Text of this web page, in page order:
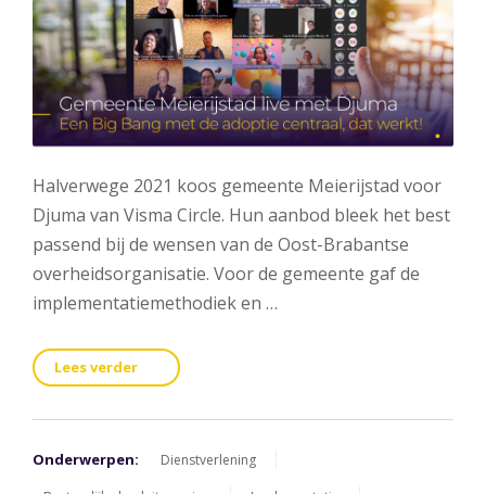
Halverwege 2021 koos gemeente Meierijstad voor
Djuma van Visma Circle. Hun aanbod bleek het best
passend bij de wensen van de Oost-Brabantse
overheidsorganisatie. Voor de gemeente gaf de
implementatiemethodiek en …
Lees verder
Onderwerpen:
Dienstverlening